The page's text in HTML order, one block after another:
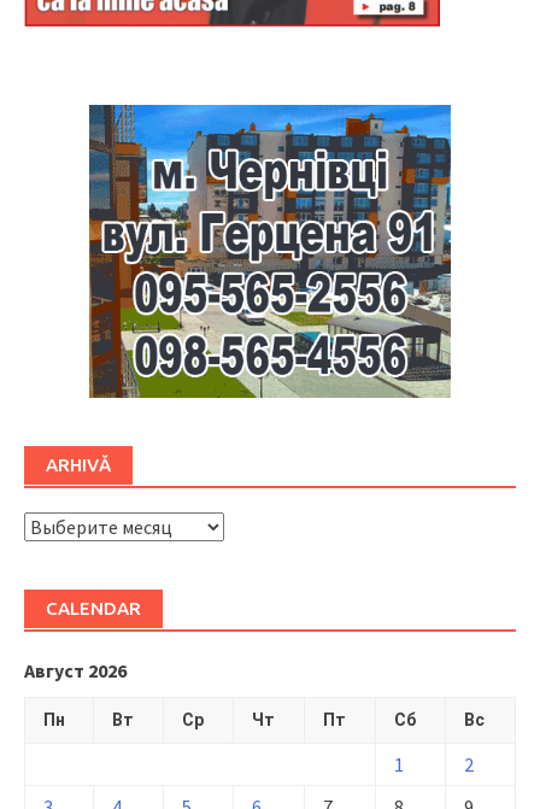
ARHIVĂ
ARHIVĂ
CALENDAR
Август 2026
Пн Вт Ср Чт Пт Сб Вс
1
2